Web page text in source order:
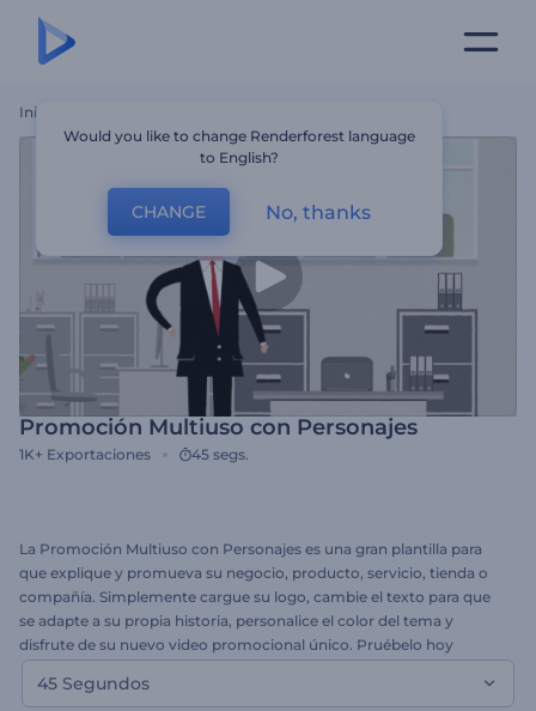
Inicio
Promoción Multiuso con Personajes
1K+ Exportaciones 45 segs.
La Promoción Multiuso con Personajes es una gran plantilla para
que explique y promueva su negocio, producto, servicio, tienda o
compañía. Simplemente cargue su logo, cambie el texto para que
se adapte a su propia historia, personalice el color del tema y
disfrute de su nuevo video promocional único. Pruébelo hoy
mismo, para una intro o para un video explicativo corporativo.
45 Segundos
Would you like to change Renderforest language
to English?
CHANGE No, thanks